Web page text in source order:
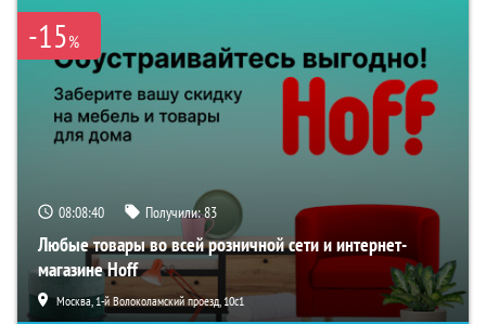
-15%
08:08:38 Получили:83
Любые товары во всей розничной сети и интернет-
магазине Hoff
Москва, 1-й Волоколамский проезд, 10с1